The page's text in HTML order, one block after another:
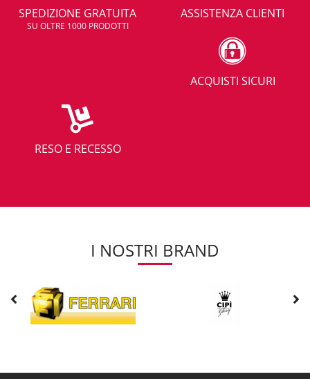
SPEDIZIONE GRATUITA
SU OLTRE 1000 PRODOTTI
ASSISTENZA CLIENTI
ACQUISTI SICURI
RESO E RECESSO
I NOSTRI BRAND